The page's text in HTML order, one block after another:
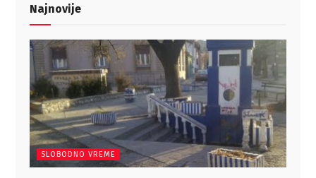
Najnovije
SLOBODNO VREME